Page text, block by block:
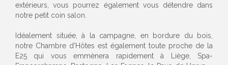
extérieurs, vous pourrez également vous détendre dans
notre petit coin salon.
Idéalement située, à la campagne, en bordure du bois,
notre Chambre d'Hôtes est également toute proche de la
E25 qui vous emmènera rapidement à Liège, Spa-